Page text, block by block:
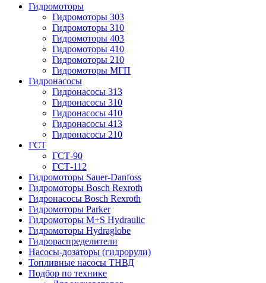
Гидромоторы
Гидромоторы 303
Гидромоторы 310
Гидромоторы 403
Гидромоторы 410
Гидромоторы 210
Гидромоторы МГП
Гидронасосы
Гидронасосы 313
Гидронасосы 310
Гидронасосы 410
Гидронасосы 413
Гидронасосы 210
ГСТ
ГСТ-90
ГСТ-112
Гидромоторы Sauer-Danfoss
Гидромоторы Bosch Rexroth
Гидронасосы Bosch Rexroth
Гидромоторы Parker
Гидромоторы M+S Hydraulic
Гидромоторы Hydraglobe
Гидрораспределители
Насосы-дозаторы (гидрорули)
Топливные насосы ТНВД
Подбор по технике